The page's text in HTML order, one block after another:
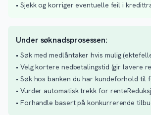
• Sjekk og korriger eventuelle feil i
Under søknadsprosessen:
• Søk med medlåntaker hvis mulig
• Velg kortere nedbetalingstid (gir lavere
• Søk hos banken du har kundeforhold til
• Vurder automatisk trekk for
• Forhandle basert på konkurrerende